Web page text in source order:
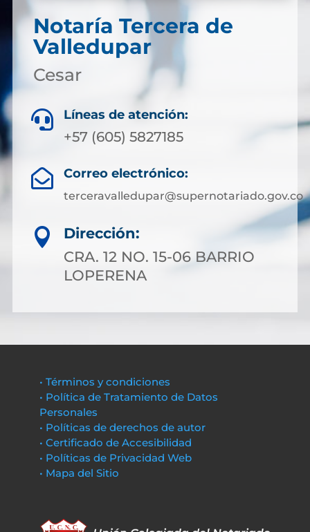
Notaría Tercera de
Valledupar
Cesar
 Líneas de atención:
+57 (605) 5827185
 Correo electrónico:
terceravalledupar@supernotariado.gov.co

Dirección:
CRA. 12 NO. 15-06 BARRIO
LOPERENA
• Términos y condiciones
• Política de Tratamiento de Datos
Personales
• Políticas de derechos de autor
• Certificado de Accesibilidad
• Políticas de Privacidad Web
• Mapa del Sitio